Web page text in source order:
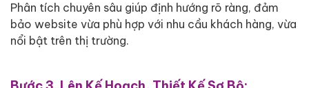
Phân tích chuyên sâu giúp định hướng rõ ràng, đảm
bảo website vừa phù hợp với nhu cầu khách hàng, vừa
nổi bật trên thị trường.